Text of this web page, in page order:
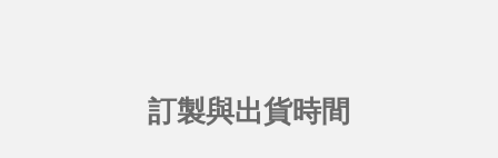
訂製與出貨時間